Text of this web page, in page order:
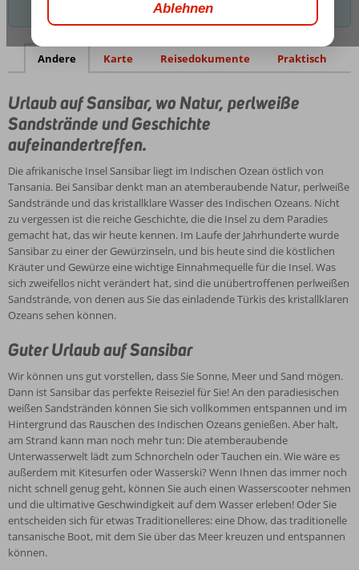
Sandstrände
und
Geschichte
aufeinandertreffen.
Sansibar
liegt
Indischen
östlich
von
Tansania.
Bei
Sansibar
denkt
man
an
atemberaubende
Natur,
perlweiße
Sandstrände
und
das
Wasser
des
Indischen
Ozeans.
Nicht
zu
vergessen
ist
die
reiche
Geschichte,
die
die
Insel
Guter
Urlaub
auf
Wir
können
uns
gut
vorstellen,
dass
Sie
Sonne,
Meer
und
Sand
mögen.
Dann
ist
Sansibar
perfekte
für
Sie!
An
den
paradiesischen
weißen
Sandstränden
können
Sie
sich
vollkommen
entspannen
Reiseinformationen
Sansibar
Wetter
auf
Sansibar
Wie
für
ein
Reiseziel
in
zu
ist
das
Klima
auf
Sansibar
das
ganze
Jahr
über
angenehm.
Die
Meeresbrise
Sehenswürdigkeiten
Aktivitäten
auf
Sansibar
Auf
Ihrer
To-
do-
Liste
auf
jeden
Fall
Stone
Town
Hotels
auf
Sansibar
Bei
Corendon
finden
Sie
eine
entfernen, um noch Optionen zu finden.
Andere Karte Reisedokumente Praktisch
Urlaub auf Sansibar, wo Natur, perlweiße
Sandstrände und Geschichte
aufeinandertreffen.
Die afrikanische Insel Sansibar liegt im Indischen Ozean östlich von
Tansania. Bei Sansibar denkt man an atemberaubende Natur, perlweiße
Sandstrände und das kristallklare Wasser des Indischen Ozeans. Nicht
zu vergessen ist die reiche Geschichte, die die Insel zu dem Paradies
gemacht hat, das wir heute kennen. Im Laufe der Jahrhunderte wurde
Sansibar zu einer der Gewürzinseln, und bis heute sind die köstlichen
Kräuter und Gewürze eine wichtige Einnahmequelle für die Insel. Was
sich zweifellos nicht verändert hat, sind die unübertroffenen perlweißen
Sandstrände, von denen aus Sie das einladende Türkis des kristallklaren
Ozeans sehen können.
Guter Urlaub auf Sansibar
Wir können uns gut vorstellen, dass Sie Sonne, Meer und Sand mögen.
Dann ist Sansibar das perfekte Reiseziel für Sie! An den paradiesischen
weißen Sandstränden können Sie sich vollkommen entspannen und im
Hintergrund das Rauschen des Indischen Ozeans genießen. Aber halt,
am Strand kann man noch mehr tun: Die atemberaubende
Unterwasserwelt lädt zum Schnorcheln oder Tauchen ein. Wie wäre es
außerdem mit Kitesurfen oder Wasserski? Wenn Ihnen das immer noch
nicht schnell genug geht, können Sie auch einen Wasserscooter nehmen
und die ultimative Geschwindigkeit auf dem Wasser erleben! Oder Sie
entscheiden sich für etwas Traditionelleres: eine Dhow, das traditionelle
tansanische Boot, mit dem Sie über das Meer kreuzen und entspannen
können.